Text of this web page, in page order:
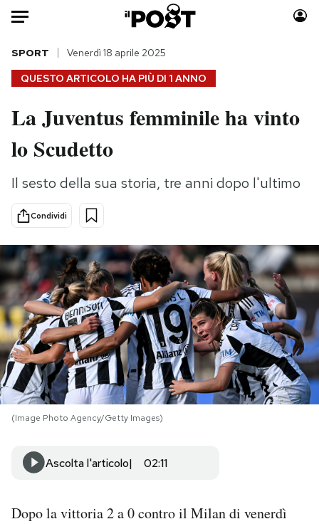
Auto
HOME
Italia
Politica
Tecnologia
Internet
Scienza
Cultura
Economia
Sport
Moda
Storie/Idee
Europa
Altrecose
Mondiali calcio 2026
PODCAST
NEWSLETTER
QUESTO ARTICOLO HA PIÙ DI 1 ANNO
SPORT Venerdì 18 aprile 2025
La Juventus femminile ha vinto
lo Scudetto
Il sesto della sua storia, tre anni dopo l'ultimo
Condividi
(Image Photo Agency/Getty Images)
Ascolta l'articolo 02:11
Dopo la vittoria 2 a 0 contro il Milan di venerdì